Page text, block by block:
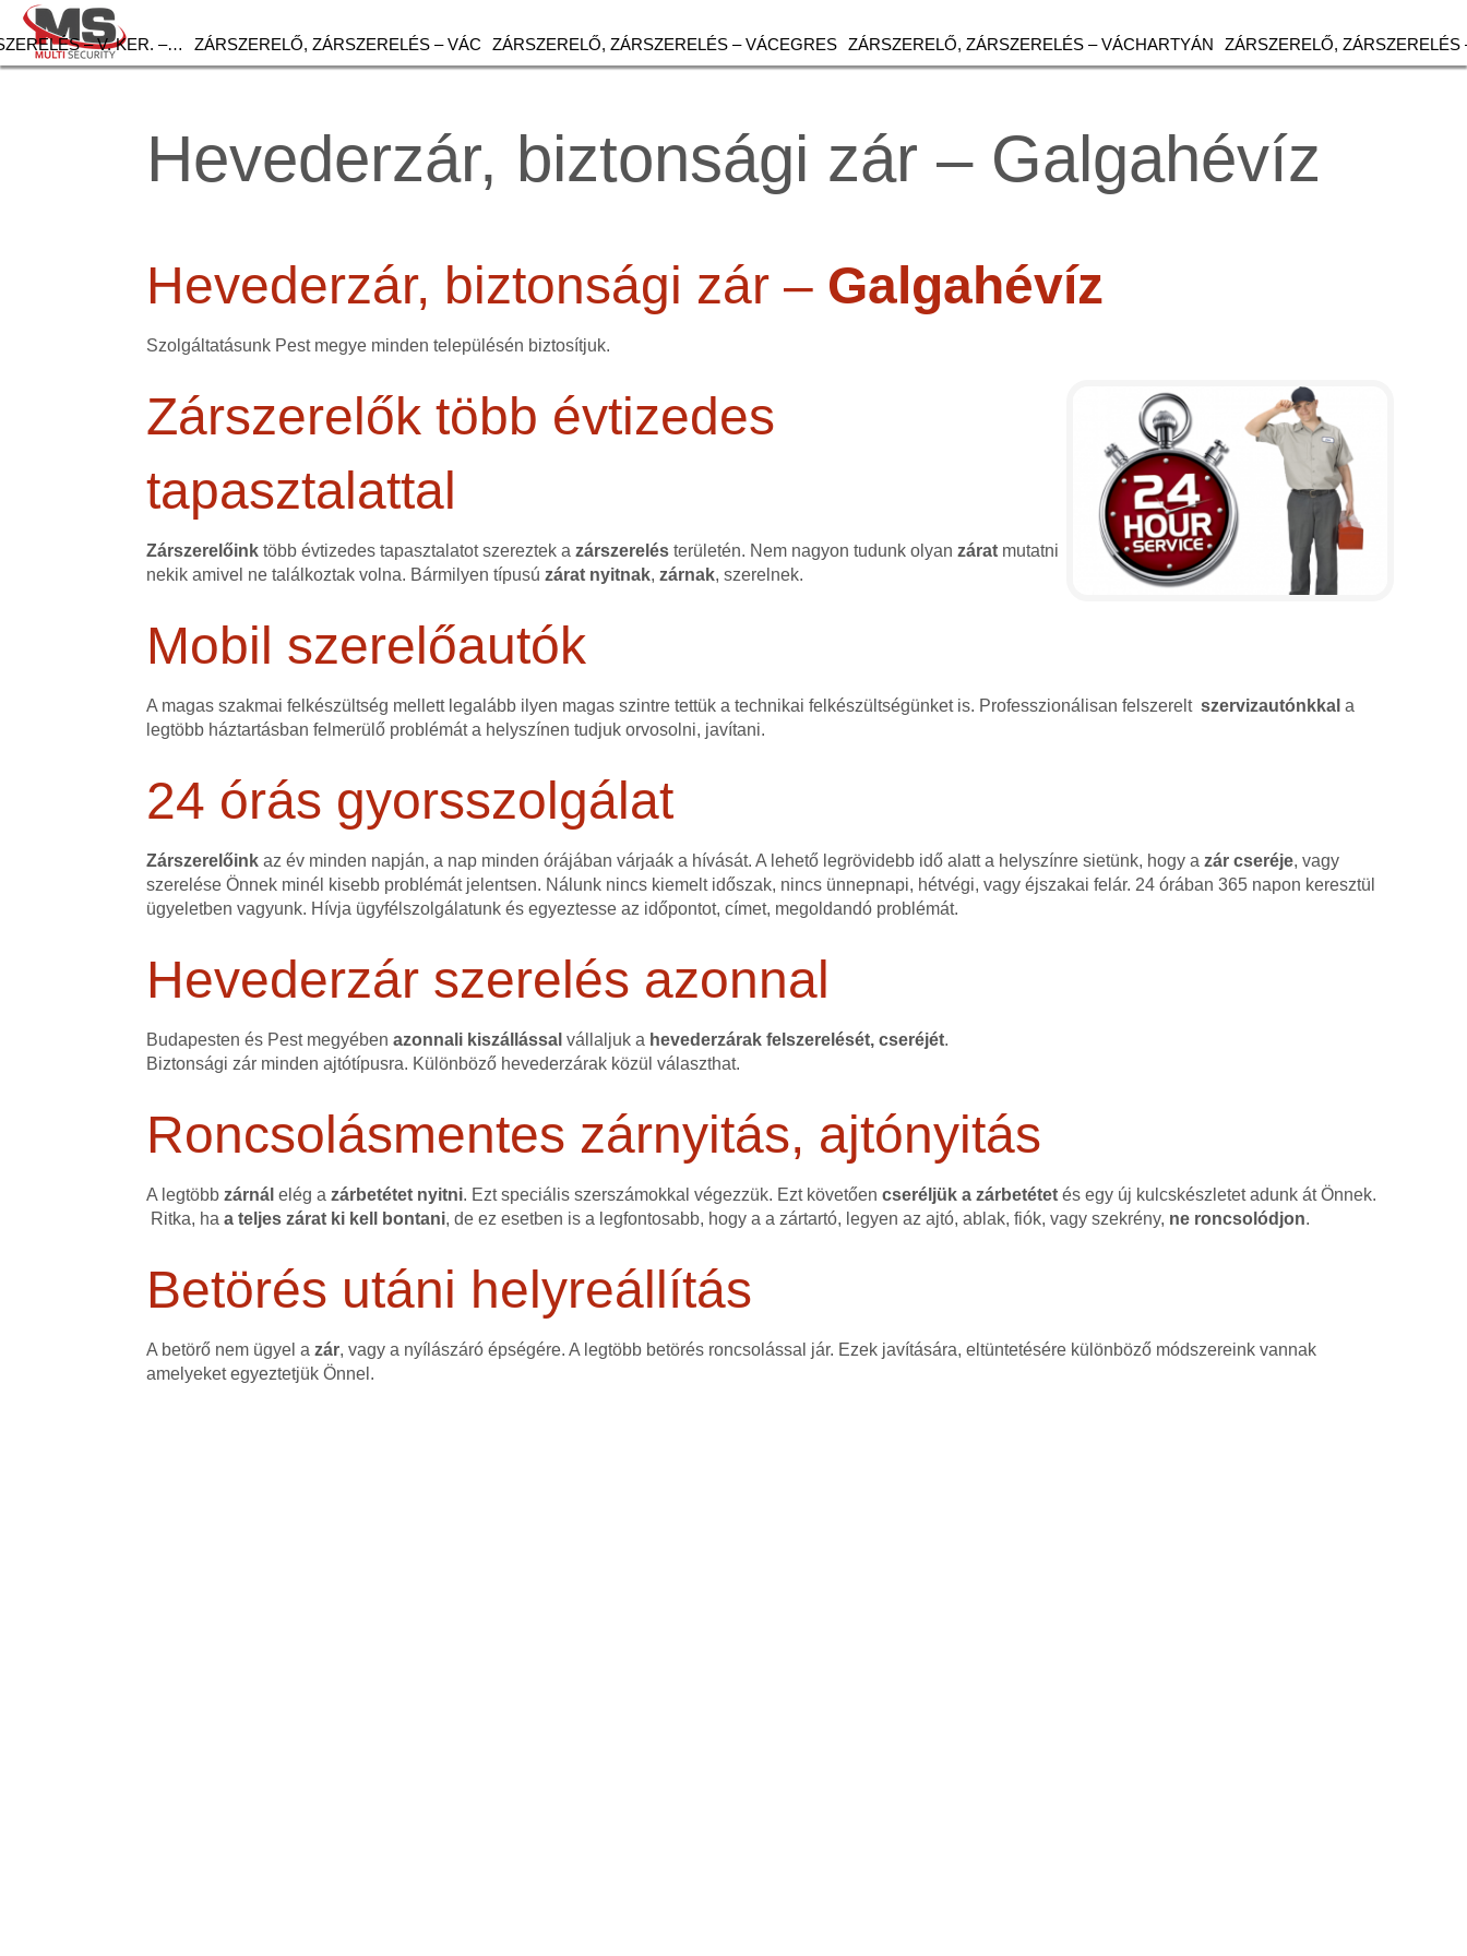
– V. KER. –… ZÁRSZERELŐ, ZÁRSZERELÉS – VÁC ZÁRSZERELŐ, ZÁRSZERELÉS – VÁCEGRES ZÁRSZERELŐ, ZÁRSZERELÉS – VÁCHARTYÁN ZÁRSZERELŐ, ZÁRSZERELÉS
Hevederzár, biztonsági zár – Galgahévíz
Hevederzár, biztonsági zár – Galgahévíz
Szolgáltatásunk Pest megye minden településén biztosítjuk.
Zárszerelők több évtizedes
tapasztalattal
Zárszerelőink több évtizedes tapasztalatot szereztek azárszerelés területén. Nem nagyon tudunk olyanzárat mutatni
nekik amivel ne találkoztak volna. Bármilyen típusúzárat nyitnak,zárnak, szerelnek.
Mobil szerelőautók
A magas szakmai felkészültség mellett legalább ilyen magas szintre tettük a technikai felkészültségünket is. Professzionálisan felszereltszervizautónkkal a
legtöbb háztartásban felmerülő problémát a helyszínen tudjuk orvosolni, javítani.
24 órás gyorsszolgálat
Zárszerelőink az év minden napján, a nap minden órájában várjaák a hívását. A lehető legrövidebb idő alatt a helyszínre sietünk, hogy azár cseréje, vagy
szerelése Önnek minél kisebb problémát jelentsen. Nálunk nincs kiemelt időszak, nincs ünnepnapi, hétvégi, vagy éjszakai felár. 24 órában 365 napon keresztül
ügyeletben vagyunk. Hívja ügyfélszolgálatunk és egyeztesse az időpontot, címet, megoldandó problémát.
Hevederzár szerelés azonnal
Budapesten és Pest megyében azonnali kiszállással vállaljuk a hevederzárak felszerelését, cseréjét.
Biztonsági zár minden ajtótípusra. Különböző hevederzárak közül választhat.
Roncsolásmentes zárnyitás, ajtónyitás
A legtöbbzárnál elég azárbetétet nyitni. Ezt speciális szerszámokkal végezzük. Ezt követőencseréljük a zárbetétet és egy új kulcskészletet adunk át Önnek.
Ritka, haa teljes zárat ki kell bontani, de ez esetben is a legfontosabb, hogy a a zártartó, legyen az ajtó, ablak, fiók, vagy szekrény, ne roncsolódjon.
Betörés utáni helyreállítás
A betörő nem ügyel azár, vagy a nyílászáró épségére. A legtöbb betörés roncsolással jár. Ezek javítására, eltüntetésére különböző módszereink vannak
amelyeket egyeztetjük Önnel.